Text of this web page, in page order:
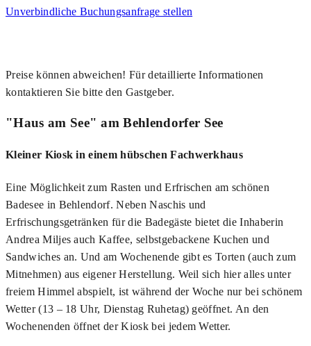
Unverbindliche Buchungsanfrage stellen
Preise können abweichen! Für detaillierte Informationen
kontaktieren Sie bitte den Gastgeber.
"Haus am See" am Behlendorfer See
Kleiner Kiosk in einem hübschen Fachwerkhaus
Eine Möglichkeit zum Rasten und Erfrischen am schönen
Badesee in Behlendorf. Neben Naschis und
Erfrischungsgetränken für die Badegäste bietet die Inhaberin
Andrea Miljes auch Kaffee, selbstgebackene Kuchen und
Sandwiches an. Und am Wochenende gibt es Torten (auch zum
Mitnehmen) aus eigener Herstellung. Weil sich hier alles unter
freiem Himmel abspielt, ist während der Woche nur bei schönem
Wetter (13 – 18 Uhr, Dienstag Ruhetag) geöffnet. An den
Wochenenden öffnet der Kiosk bei jedem Wetter.